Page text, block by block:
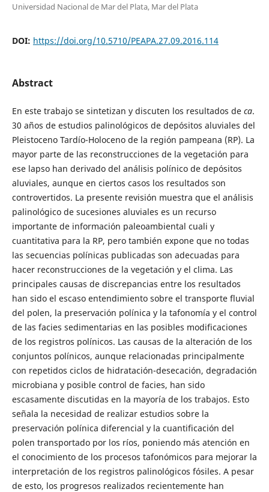
Universidad Nacional de Mar del Plata, Mar del Plata
DOI: https://doi.org/10.5710/PEAPA.27.09.2016.114
Abstract
En este trabajo se sintetizan y discuten los resultados de ca.
30 años de estudios palinológicos de depósitos aluviales del
Pleistoceno Tardío-Holoceno de la región pampeana (RP). La
mayor parte de las reconstrucciones de la vegetación para
ese lapso han derivado del análisis polínico de depósitos
aluviales, aunque en ciertos casos los resultados son
controvertidos. La presente revisión muestra que el análisis
palinológico de sucesiones aluviales es un recurso
importante de información paleoambiental cuali y
cuantitativa para la RP, pero también expone que no todas
las secuencias polínicas publicadas son adecuadas para
hacer reconstrucciones de la vegetación y el clima. Las
principales causas de discrepancias entre los resultados
han sido el escaso entendimiento sobre el transporte fluvial
del polen, la preservación polínica y la tafonomía y el control
de las facies sedimentarias en las posibles modificaciones
de los registros polínicos. Las causas de la alteración de los
conjuntos polínicos, aunque relacionadas principalmente
con repetidos ciclos de hidratación-desecación, degradación
microbiana y posible control de facies, han sido
escasamente discutidas en la mayoría de los trabajos. Esto
señala la necesidad de realizar estudios sobre la
preservación polínica diferencial y la cuantificación del
polen transportado por los ríos, poniendo más atención en
el conocimiento de los procesos tafonómicos para mejorar la
interpretación de los registros palinológicos fósiles. A pesar
de esto, los progresos realizados recientemente han